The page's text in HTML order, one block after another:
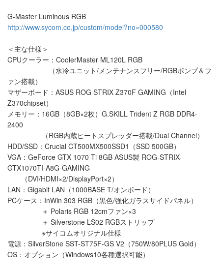
G-Master Luminous RGB
http://www.sycom.co.jp/custom/model?no=000580
＜主な仕様＞
CPUクーラー：CoolerMaster ML120L RGB
（水冷ユニット/メンテナンスフリー/RGBポンプ＆フ
ァン搭載）
マザーボード：ASUS ROG STRIX Z370F GAMING（Intel
Z370chipset）
メモリー：16GB（8GB×2枚）G.SKILL Trident Z RGB DDR4-
2400
（RGB内蔵ヒートスプレッダー搭載/Dual Channel）
HDD/SSD：Crucial CT500MX500SSD1（SSD 500GB）
VGA：GeForce GTX 1070 Ti 8GB ASUS製 ROG-STRIX-
GTX1070TI-A8G-GAMING
（DVI/HDMI×2/DisplayPort×2）
LAN：Gigabit LAN（1000BASE T/オンボード）
PCケース：InWin 303 RGB（黒色/強化ガラスサイドパネル）
＋ Polaris RGB 12cmファン×3
＋ Silverstone LS02 RGBストリップ
※サイコムオリジナル仕様
電源：SilverStone SST-ST75F-GS V2（750W/80PLUS Gold）
OS：オプション（Windows10各種選択可能）